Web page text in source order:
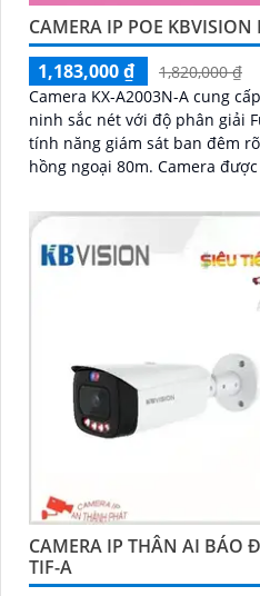
CAMERA IP POE
1,183,000 ₫
1,820,000 ₫
Camera KX-A2003N-A cung
ninh sắc nét với độ phân giải
tính năng giám sát ban đêm
hồng ngoại 80m. Camera được tích hợp micro hỗ trợ ghi
CAMERA IP THÂN AI BÁO
TIF-A